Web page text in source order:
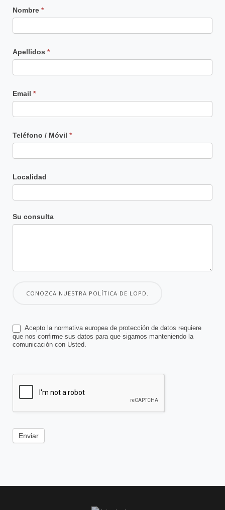
Contacto
Principal
Nombre *
Apellidos *
Email *
Teléfono / Móvil *
Localidad
Su consulta
CONOZCA NUESTRA POLÍTICA DE LOPD.
Acepto la normativa europea de protección de datos requiere
que nos confirme sus datos para que sigamos manteniendo la
comunicación con Usted.
Enviar